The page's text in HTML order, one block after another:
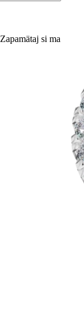
Zapamätaj si ma